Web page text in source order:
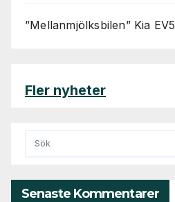
”Mellanmjölksbilen” Kia EV5
Fler nyheter
Senaste Kommentarer